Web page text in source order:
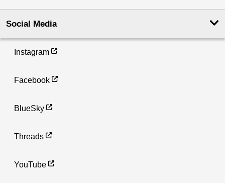
Social Media
Instagram
Facebook
BlueSky
Threads
YouTube